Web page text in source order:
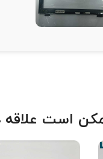
است علاقه